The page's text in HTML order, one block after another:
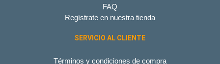
FAQ
Regístrate en nuestra tienda
SERVICIO AL CLIENTE
Términos y condiciones de compra